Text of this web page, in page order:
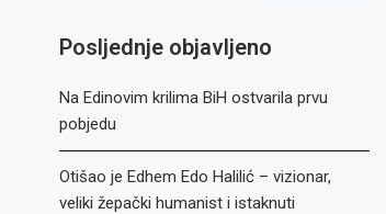
Posljednje objavljeno
Na Edinovim krilima BiH ostvarila prvu
pobjedu
Otišao je Edhem Edo Halilić – vizionar,
veliki žepački humanist i istaknuti